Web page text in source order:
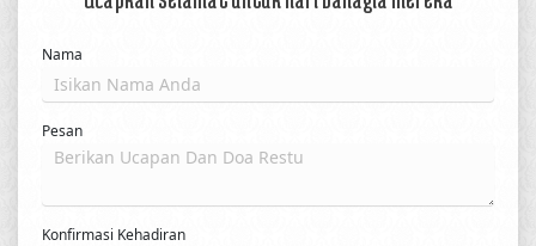
Nama
Pesan
Konfirmasi Kehadiran